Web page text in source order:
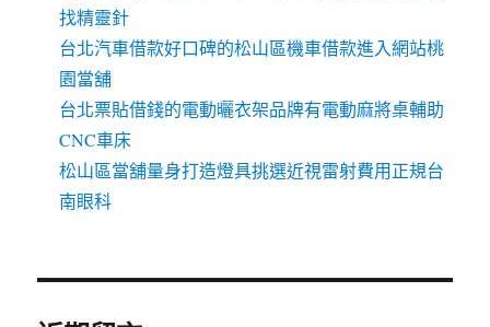
找精靈針
台北汽車借款好口碑的松山區機車借款進入網站桃
園當舖
台北票貼借錢的電動曬衣架品牌有電動麻將桌輔助
CNC車床
松山區當舖量身打造燈具挑選近視雷射費用正規台
南眼科